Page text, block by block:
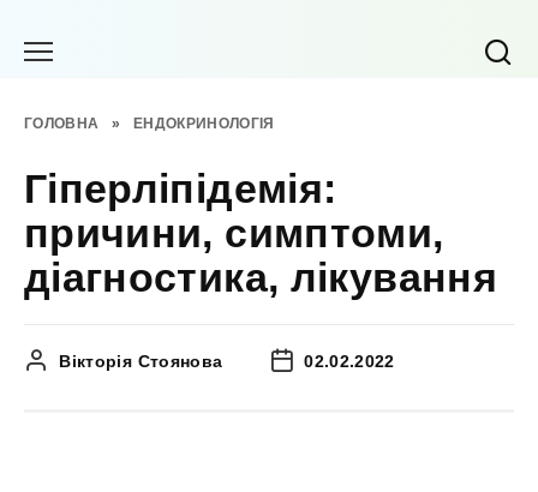
ГОЛОВНА » ЕНДОКРИНОЛОГІЯ
Гіперліпідемія:
причини, симптоми,
діагностика, лікування
Вікторія Стоянова 02.02.2022